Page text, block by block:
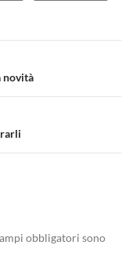
novità
obbligatori sono